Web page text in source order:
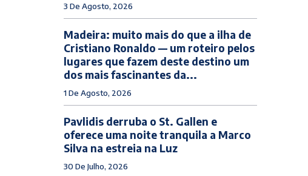
3 De Agosto, 2026
Madeira: muito mais do que a ilha de
Cristiano Ronaldo — um roteiro pelos
lugares que fazem deste destino um
dos mais fascinantes da...
1 De Agosto, 2026
Pavlidis derruba o St. Gallen e
oferece uma noite tranquila a Marco
Silva na estreia na Luz
30 De Julho, 2026